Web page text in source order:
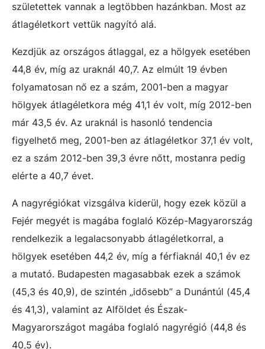
születettek vannak a legtöbben hazánkban. Most az
átlagéletkort vettük nagyító alá.
Kezdjük az országos átlaggal, ez a hölgyek esetében
44,8 év, míg az uraknál 40,7. Az elmúlt 19 évben
folyamatosan nő ez a szám, 2001-ben a magyar
hölgyek átlagéletkora még 41,1 év volt, míg 2012-ben
már 43,5 év. Az uraknál is hasonló tendencia
figyelhető meg, 2001-ben az átlagéletkor 37,1 év volt,
ez a szám 2012-ben 39,3 évre nőtt, mostanra pedig
elérte a 40,7 évet.
A nagyrégiókat vizsgálva kiderül, hogy ezek közül a
Fejér megyét is magába foglaló Közép-Magyarország
rendelkezik a legalacsonyabb átlagéletkorral, a
hölgyek esetében 44,2 év, míg a férfiaknál 40,1 év ez
a mutató. Budapesten magasabbak ezek a számok
(45,3 és 40,9), de szintén „idősebb” a Dunántúl (45,4
és 41,3), valamint az Alföldet és Észak-
Magyarországot magába foglaló nagyrégió (44,8 és
40,5 év).